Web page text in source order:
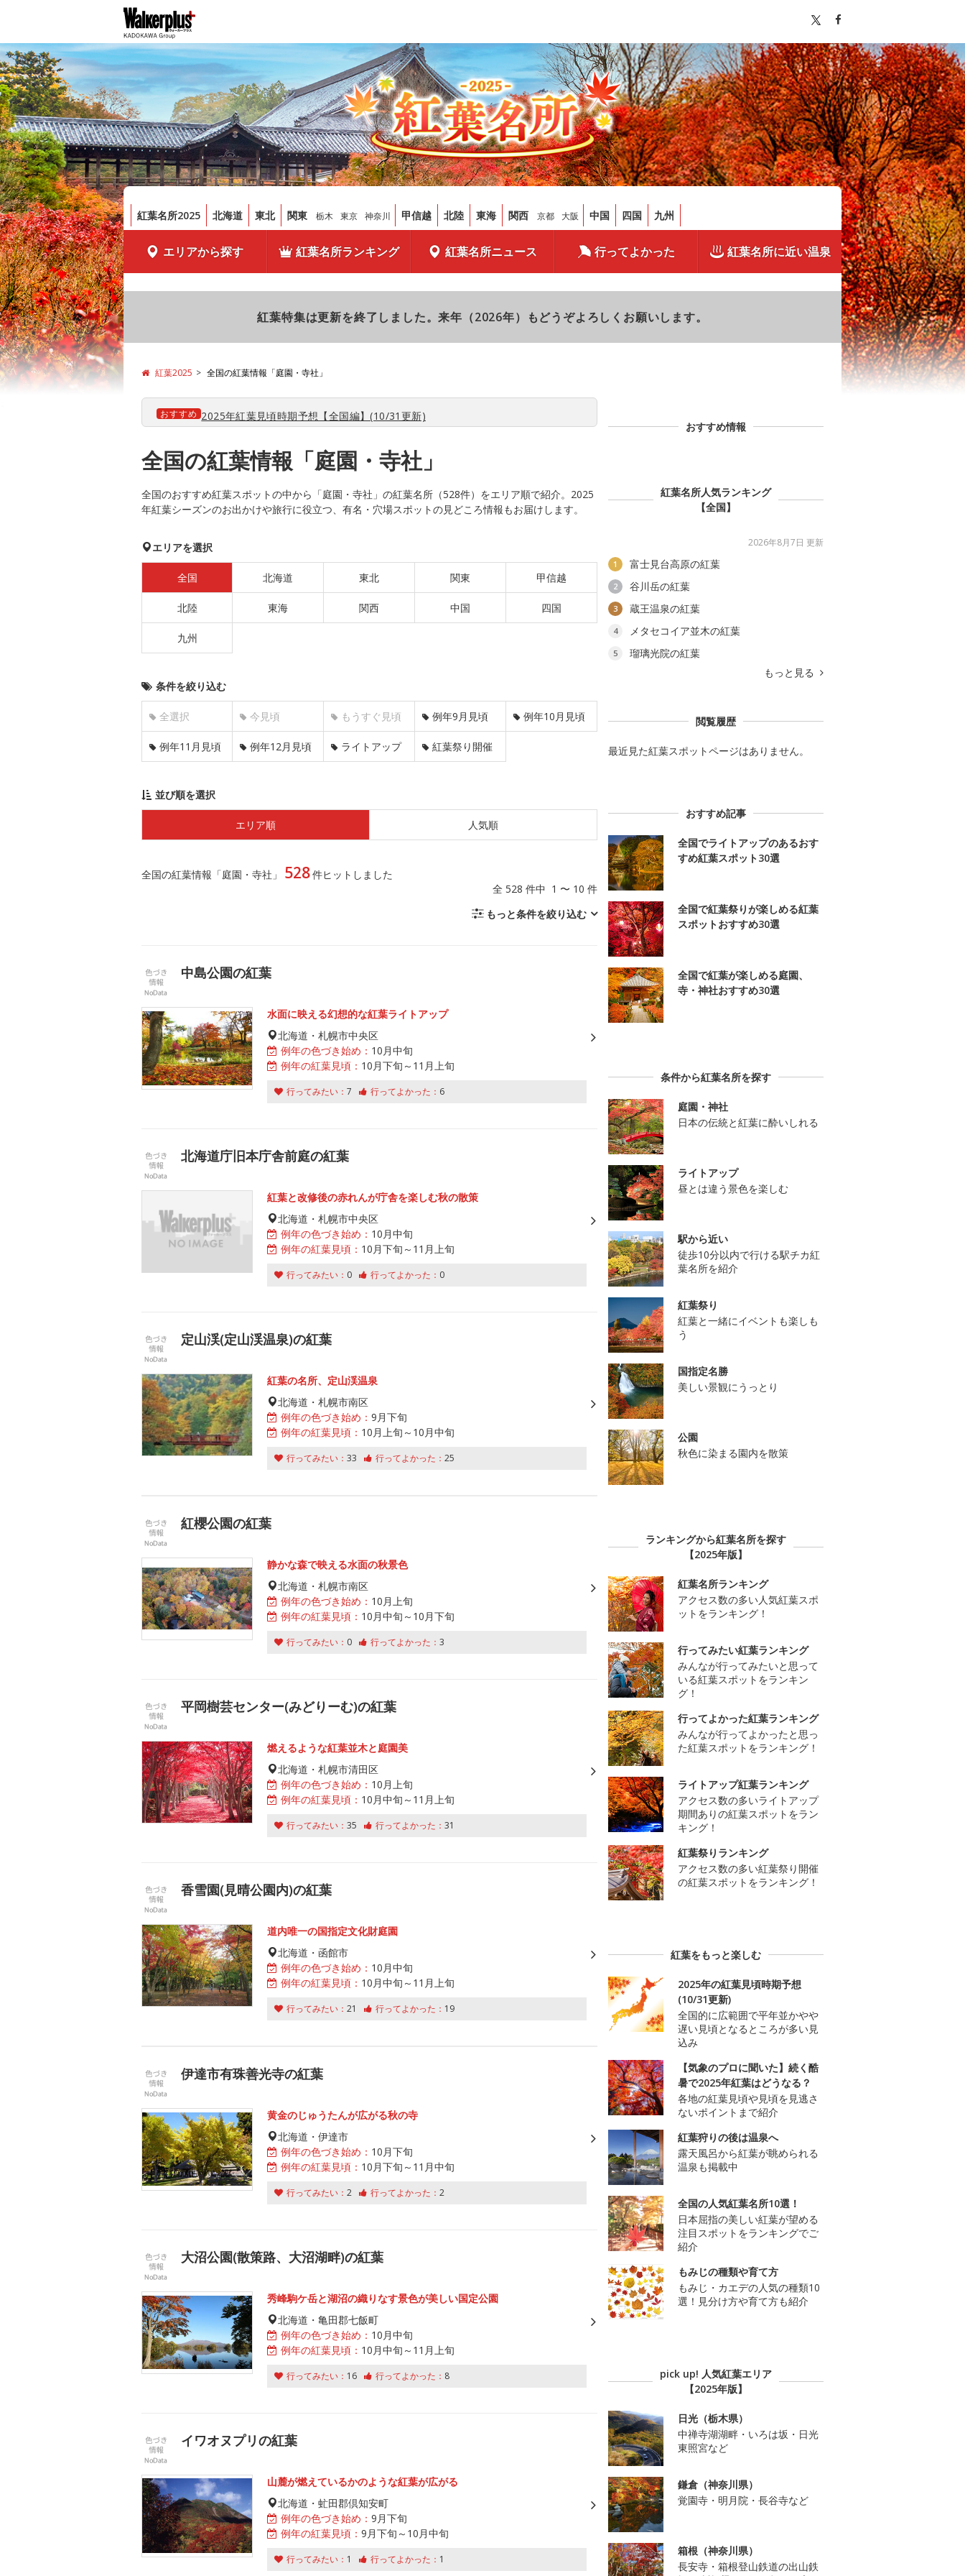
紅葉名所2025 北海道 東北 関東 栃木 東京 神奈川 甲信越 北陸 東海 関西 京都 大阪 中国 四国 九州
エリアから探す 紅葉名所ランキング 紅葉名所ニュース 行ってよかった 紅葉名所に近い温泉
紅葉特集は更新を終了しました。来年（2026年）もどうぞよろしくお願いします。
紅葉2025 全国の紅葉情報「庭園・寺社」
おすすめ 2025年紅葉見頃時期予想【全国編】(10/31更新)
全国の紅葉情報「庭園・寺社」
全国のおすすめ紅葉スポットの中から「庭園・寺社」の紅葉名所（528件）をエリア順で紹介。2025
年紅葉シーズンのお出かけや旅行に役立つ、有名・穴場スポットの見どころ情報もお届けします。
エリアを選択
全国 北海道 東北 関東 甲信越
北陸 東海 関西 中国 四国
九州
条件を絞り込む
全選択 今見頃 もうすぐ見頃 例年9月見頃 例年10月見頃
例年11月見頃 例年12月見頃 ライトアップ 紅葉祭り開催
並び順を選択
エリア順 人気順
全国の紅葉情報「庭園・寺社」 528件ヒットしました
全 528 件中 1 〜 10 件
もっと条件を絞り込む
中島公園の紅葉
水面に映える幻想的な紅葉ライトアップ
北海道・札幌市中央区
例年の色づき始め： 10月中旬
例年の紅葉見頃： 10月下旬～11月上旬
行ってみたい： 7 行ってよかった： 6
北海道庁旧本庁舎前庭の紅葉
紅葉と改修後の赤れんが庁舎を楽しむ秋の散策
北海道・札幌市中央区
例年の色づき始め： 10月中旬
例年の紅葉見頃： 10月下旬～11月上旬
行ってみたい： 0 行ってよかった： 0
定山渓(定山渓温泉)の紅葉
紅葉の名所、定山渓温泉
北海道・札幌市南区
例年の色づき始め： 9月下旬
例年の紅葉見頃： 10月上旬～10月中旬
行ってみたい： 33 行ってよかった： 25
紅櫻公園の紅葉
静かな森で映える水面の秋景色
北海道・札幌市南区
例年の色づき始め： 10月上旬
例年の紅葉見頃： 10月中旬～10月下旬
行ってみたい： 0 行ってよかった： 3
平岡樹芸センター(みどりーむ)の紅葉
燃えるような紅葉並木と庭園美
北海道・札幌市清田区
例年の色づき始め： 10月上旬
例年の紅葉見頃： 10月中旬～11月上旬
行ってみたい： 35 行ってよかった： 31
香雪園(見晴公園内)の紅葉
道内唯一の国指定文化財庭園
北海道・函館市
例年の色づき始め： 10月中旬
例年の紅葉見頃： 10月中旬～11月上旬
行ってみたい： 21 行ってよかった： 19
伊達市有珠善光寺の紅葉
黄金のじゅうたんが広がる秋の寺
北海道・伊達市
例年の色づき始め： 10月下旬
例年の紅葉見頃： 10月下旬～11月中旬
行ってみたい： 2 行ってよかった： 2
大沼公園(散策路、大沼湖畔)の紅葉
秀峰駒ケ岳と湖沼の織りなす景色が美しい国定公園
北海道・亀田郡七飯町
例年の色づき始め： 10月中旬
例年の紅葉見頃： 10月中旬～11月上旬
行ってみたい： 16 行ってよかった： 8
イワオヌプリの紅葉
山麓が燃えているかのような紅葉が広がる
北海道・虻田郡倶知安町
例年の色づき始め： 9月下旬
例年の紅葉見頃： 9月下旬～10月中旬
行ってみたい： 1 行ってよかった： 1
おすすめ情報
紅葉名所人気ランキング
【全国】
2026年8月7日 更新
1 富士見台高原の紅葉
2 谷川岳の紅葉
3 蔵王温泉の紅葉
4 メタセコイア並木の紅葉
5
瑠璃光院の紅葉
もっと見る
閲覧履歴
最近見た紅葉スポットページはありません。
おすすめ記事
全国でライトアップのあるおす
すめ紅葉スポット30選
全国で紅葉祭りが楽しめる紅葉
スポットおすすめ30選
全国で紅葉が楽しめる庭園、
寺・神社おすすめ30選
条件から紅葉名所を探す
庭園・神社
日本の伝統と紅葉に酔いしれる
ライトアップ
昼とは違う景色を楽しむ
駅から近い
徒歩10分以内で行ける駅チカ紅
葉名所を紹介
紅葉祭り
紅葉と一緒にイベントも楽しも
う
国指定名勝
美しい景観にうっとり
公園
秋色に染まる園内を散策
ランキングから紅葉名所を探す
【2025年版】
紅葉名所ランキング
アクセス数の多い人気紅葉スポ
ットをランキング！
行ってみたい紅葉ランキング
みんなが行ってみたいと思って
いる紅葉スポットをランキン
グ！
行ってよかった紅葉ランキング
みんなが行ってよかったと思っ
た紅葉スポットをランキング！
ライトアップ紅葉ランキング
アクセス数の多いライトアップ
期間ありの紅葉スポットをラン
キング！
紅葉祭りランキング
アクセス数の多い紅葉祭り開催
の紅葉スポットをランキング！
紅葉をもっと楽しむ
2025年の紅葉見頃時期予想
(10/31更新)
全国的に広範囲で平年並かやや
遅い見頃となるところが多い見
込み
【気象のプロに聞いた】続く酷
暑で2025年紅葉はどうなる？
各地の紅葉見頃や見頃を見逃さ
ないポイントまで紹介
紅葉狩りの後は温泉へ
露天風呂から紅葉が眺められる
温泉も掲載中
全国の人気紅葉名所10選！
日本屈指の美しい紅葉が望める
注目スポットをランキングでご
紹介
もみじの種類や育て方
もみじ・カエデの人気の種類10
選！見分け方や育て方も紹介
pick up! 人気紅葉エリア
【2025年版】
日光（栃木県）
中禅寺湖湖畔・いろは坂・日光
東照宮など
鎌倉（神奈川県）
覚園寺・明月院・長谷寺など
箱根（神奈川県）
長安寺・箱根登山鉄道の出山鉄